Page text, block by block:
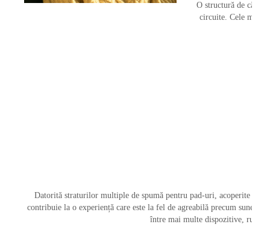
O structură de căști
circuite. Cele mai
Datorită straturilor multiple de spumă pentru pad-uri, acoperite fin
contribuie la o experiență care este la fel de agreabilă precum sunetul.
între mai multe dispozitive, rutare